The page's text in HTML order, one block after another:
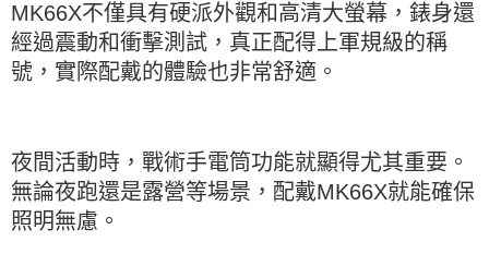
MK66X不僅具有硬派外觀和高清大螢幕，錶身還
經過震動和衝擊測試，真正配得上軍規級的稱
號，實際配戴的體驗也非常舒適。
夜間活動時，戰術手電筒功能就顯得尤其重要。
無論夜跑還是露營等場景，配戴MK66X就能確保
照明無慮。